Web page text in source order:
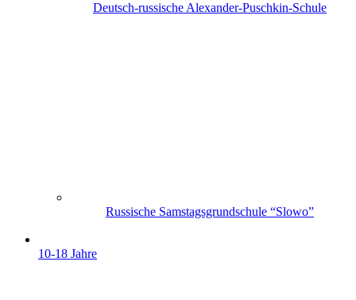
Deutsch-russische Alexander-Puschkin-Schule
Russische Samstagsgrundschule “Slowo”
10-18 Jahre